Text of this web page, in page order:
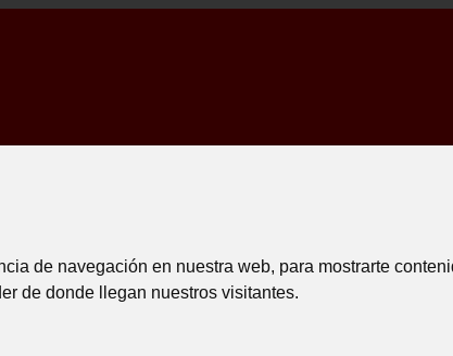
de navegación en nuestra web, para mostrarte
de donde llegan nuestros visitantes.